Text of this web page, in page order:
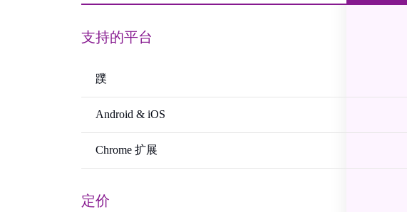
支持的平台
蹼
Android & iOS
Chrome 扩展
定价